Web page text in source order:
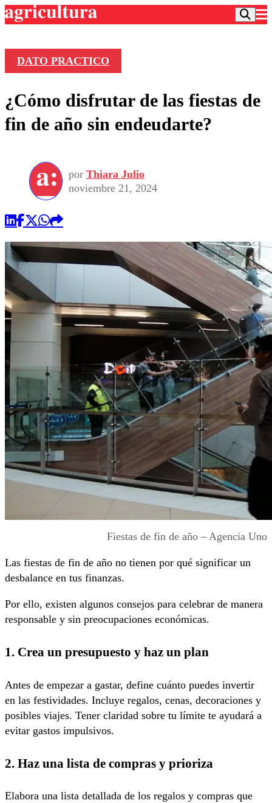
Frecuencias
Agricultura TV
Deportes
Motor
Otros Deportes
Universidad Católica
Universidad de Chile
Dato Practico
Política
Sustentabilidad
Vida Social
Publicaciones en medios
Comercial
DATO PRACTICO
¿Cómo disfrutar de las fiestas de
fin de año sin endeudarte?
por Thiara Julio
noviembre 21, 2024
Fiestas de fin de año – Agencia Uno
Las fiestas de fin de año no tienen por qué significar un
desbalance en tus finanzas.
Por ello, existen algunos consejos para celebrar de manera
responsable y sin preocupaciones económicas.
1. Crea un presupuesto y haz un plan
Antes de empezar a gastar, define cuánto puedes invertir
en las festividades. Incluye regalos, cenas, decoraciones y
posibles viajes. Tener claridad sobre tu límite te ayudará a
evitar gastos impulsivos.
2. Haz una lista de compras y prioriza
Elabora una lista detallada de los regalos y compras que